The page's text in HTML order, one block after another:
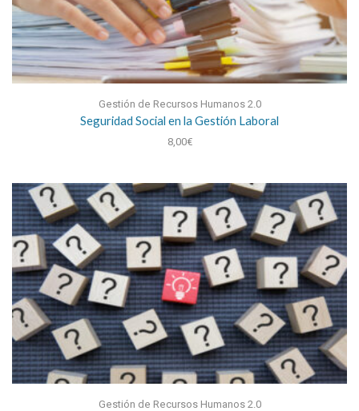
Gestión de Recursos Humanos 2.0
Seguridad Social en la Gestión Laboral
8,00€
Gestión de Recursos Humanos 2.0